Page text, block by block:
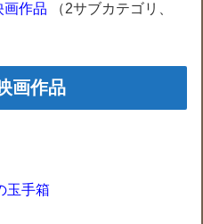
作品
（2サブカテゴリ、
画作品
玉手箱